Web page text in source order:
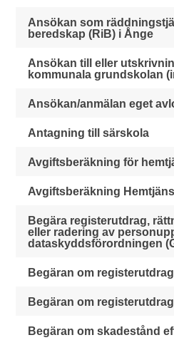
Ansökan som
beredskap (RiB) i Ånge
Ansökan till eller
kommunala grundskolan
Ansökan/anmälan eget
Antagning till särskola
Avgiftsberäkning för
Avgiftsberäkning
Begära registerutdrag,
eller radering av
dataskyddsförordningen
Begäran om
Begäran om
Begäran om skadestånd